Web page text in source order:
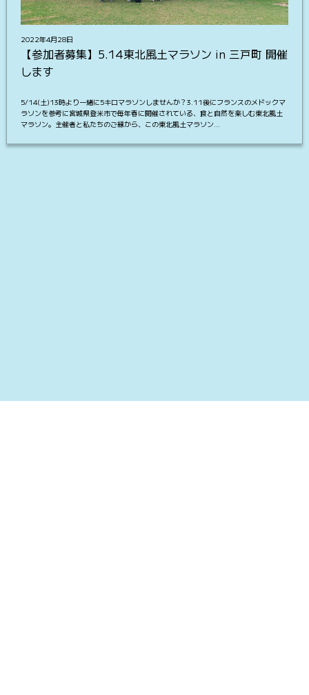
2022年4月28日
【参加者募集】5.14東北風土マラソン in 三戸町 開催
します
5/14(土)13時より一緒に5キロマラソンしませんか？3.11後にフランスのメドックマ
ラソンを参考に宮城県登米市で毎年春に開催されている、食と自然を楽しむ東北風土
マラソン。主催者と私たちのご縁から、この東北風土マラソン…